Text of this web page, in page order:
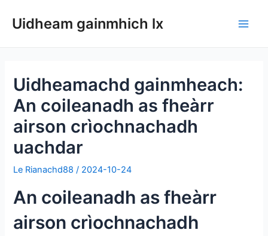
adhartUidheam gainmhich lx
Uidheamachd gainmheach:
An coileanadh as fheàrr
airson crìochnachadh
uachdar
Le Rianachd88/ 2024-10-24
An coileanadh as fheàrr
airson crìochnachadh